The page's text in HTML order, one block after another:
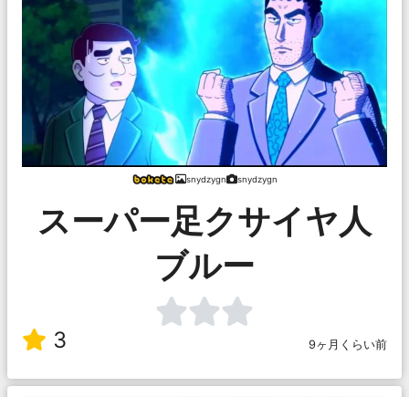
snydzygn snydzygn
スーパー足クサイヤ人
ブルー
3 9ヶ月くらい前